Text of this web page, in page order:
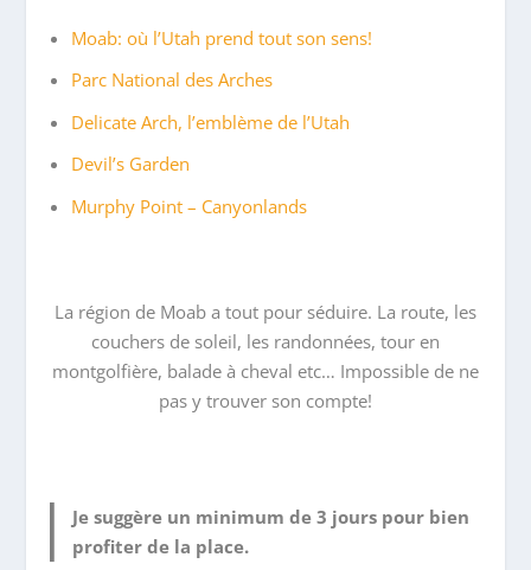
Moab: où l’Utah prend tout son sens!
Parc National des Arches
Delicate Arch, l’emblème de l’Utah
Devil’s Garden
Murphy Point – Canyonlands
La région de Moab a tout pour séduire. La route, les
couchers de soleil, les randonnées, tour en
montgolfière, balade à cheval etc… Impossible de ne
pas y trouver son compte!
Je suggère un minimum de 3 jours pour bien
profiter de la place.